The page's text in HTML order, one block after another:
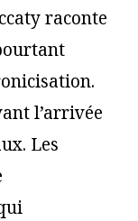
raconte
l’arrivée
Les